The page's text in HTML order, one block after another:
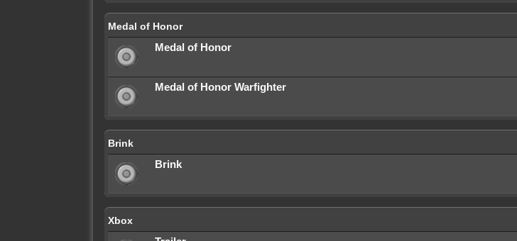
Medal of Honor
Medal of Honor
Medal of Honor Warfighter
Brink
Brink
Xbox